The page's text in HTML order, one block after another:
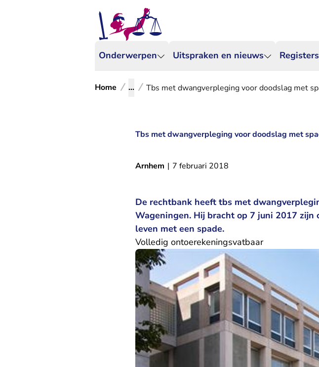
Onderwerpen Uitspraken en nieuws Registers
Home ... Tbs met dwangverpleging voor doodslag met
Tbs met dwangverpleging voor doodslag met
Arnhem | 7 februari 2018
De rechtbank heeft tbs met
Wageningen. Hij bracht op 7 juni 2017
leven met een spade.
Volledig ontoerekeningsvatbaar